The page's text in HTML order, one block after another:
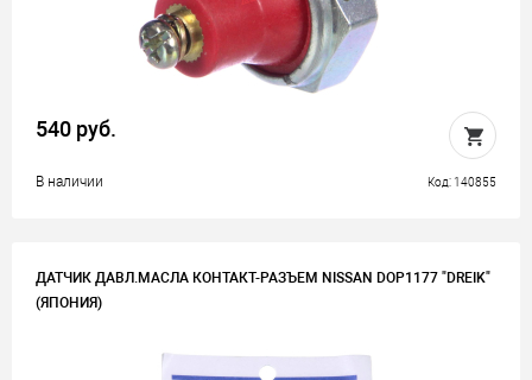
540 руб.
В наличии Код: 140855
ДАТЧИК ДАВЛ.МАСЛА КОНТАКТ-РАЗЪЕМ NISSAN DOP1177 "DREIK"
(ЯПОНИЯ)